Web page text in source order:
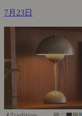
7月23日